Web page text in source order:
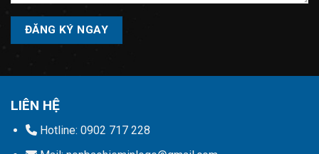
Please
LIÊN HỆ
Hotline: 0902 717 228